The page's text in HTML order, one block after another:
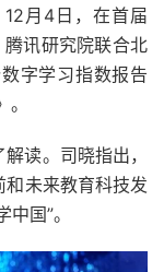
月4日，在首届
讯研究院联合北
字学习指数报告
读。司晓指出，
未来教育科技发
国”。